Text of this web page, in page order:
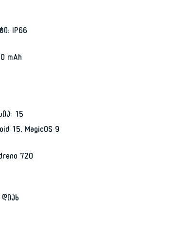
IP66
mAh
15
15, MagicOS 9
720